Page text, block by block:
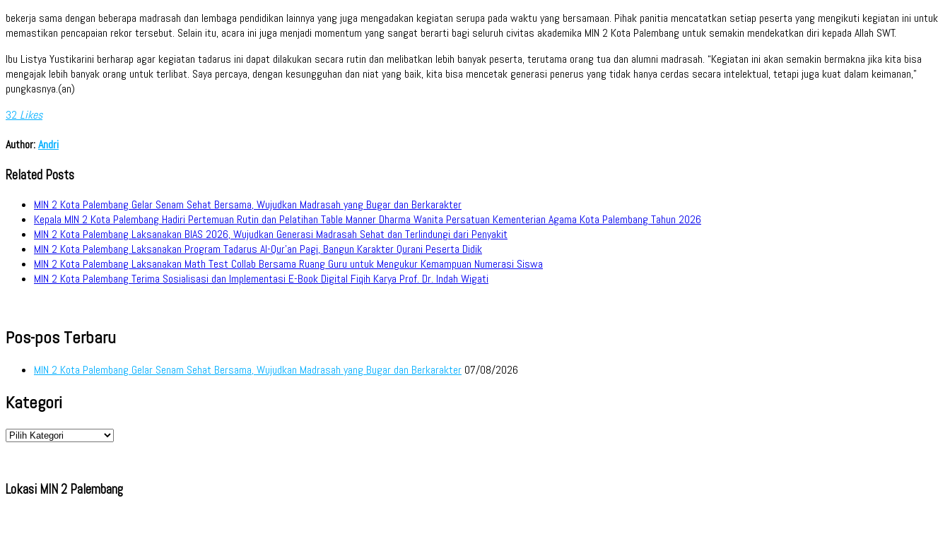
bekerja sama dengan beberapa madrasah dan lembaga pendidikan lainnya yang juga mengadakan kegiatan serupa pada waktu yang bersamaan. Pihak panitia mencatatkan setiap peserta yang mengikuti kegiatan ini untuk
memastikan pencapaian rekor tersebut. Selain itu, acara ini juga menjadi momentum yang sangat berarti bagi seluruh civitas akademika MIN 2 Kota Palembang untuk semakin mendekatkan diri kepada Allah SWT.
Ibu Listya Yustikarini berharap agar kegiatan tadarus ini dapat dilakukan secara rutin dan melibatkan lebih banyak peserta, terutama orang tua dan alumni madrasah. “Kegiatan ini akan semakin bermakna jika kita bisa
mengajak lebih banyak orang untuk terlibat. Saya percaya, dengan kesungguhan dan niat yang baik, kita bisa mencetak generasi penerus yang tidak hanya cerdas secara intelektual, tetapi juga kuat dalam keimanan,”
pungkasnya.(an)
32 Likes
Author:Andri
Related Posts
MIN 2 Kota Palembang Gelar Senam Sehat Bersama, Wujudkan Madrasah yang Bugar dan Berkarakter
Kepala MIN 2 Kota Palembang Hadiri Pertemuan Rutin dan Pelatihan Table Manner Dharma Wanita Persatuan Kementerian Agama Kota Palembang Tahun 2026
MIN 2 Kota Palembang Laksanakan BIAS 2026, Wujudkan Generasi Madrasah Sehat dan Terlindungi dari Penyakit
MIN 2 Kota Palembang Laksanakan Program Tadarus Al-Qur’an Pagi, Bangun Karakter Qurani Peserta Didik
MIN 2 Kota Palembang Laksanakan Math Test Collab Bersama Ruang Guru untuk Mengukur Kemampuan Numerasi Siswa
MIN 2 Kota Palembang Terima Sosialisasi dan Implementasi E-Book Digital Fiqih Karya Prof. Dr. Indah Wigati
Pos-pos Terbaru
MIN 2 Kota Palembang Gelar Senam Sehat Bersama, Wujudkan Madrasah yang Bugar dan Berkarakter 07/08/2026
Kategori
Kategori
Lokasi MIN 2 Palembang